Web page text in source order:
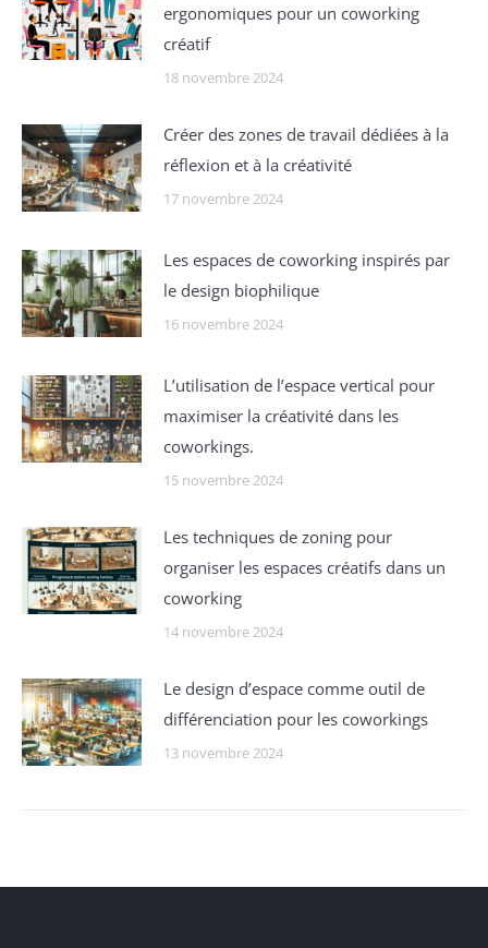
ergonomiques pour un coworking
créatif
18 novembre 2024
Créer des zones de travail dédiées à la
réflexion et à la créativité
17 novembre 2024
Les espaces de coworking inspirés par
le design biophilique
16 novembre 2024
Lʼutilisation de l’espace vertical pour
maximiser la créativité dans les
coworkings.
15 novembre 2024
Les techniques de zoning pour
organiser les espaces créatifs dans un
coworking
14 novembre 2024
Le design d’espace comme outil de
différenciation pour les coworkings
13 novembre 2024